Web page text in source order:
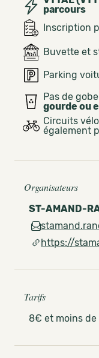
parcours
Inscription
Buvette et
Parking
Pas de
gourde ou
Circuits
également
Organisateurs
ST-AMAND-
https://
Tarifs
8€ et moins